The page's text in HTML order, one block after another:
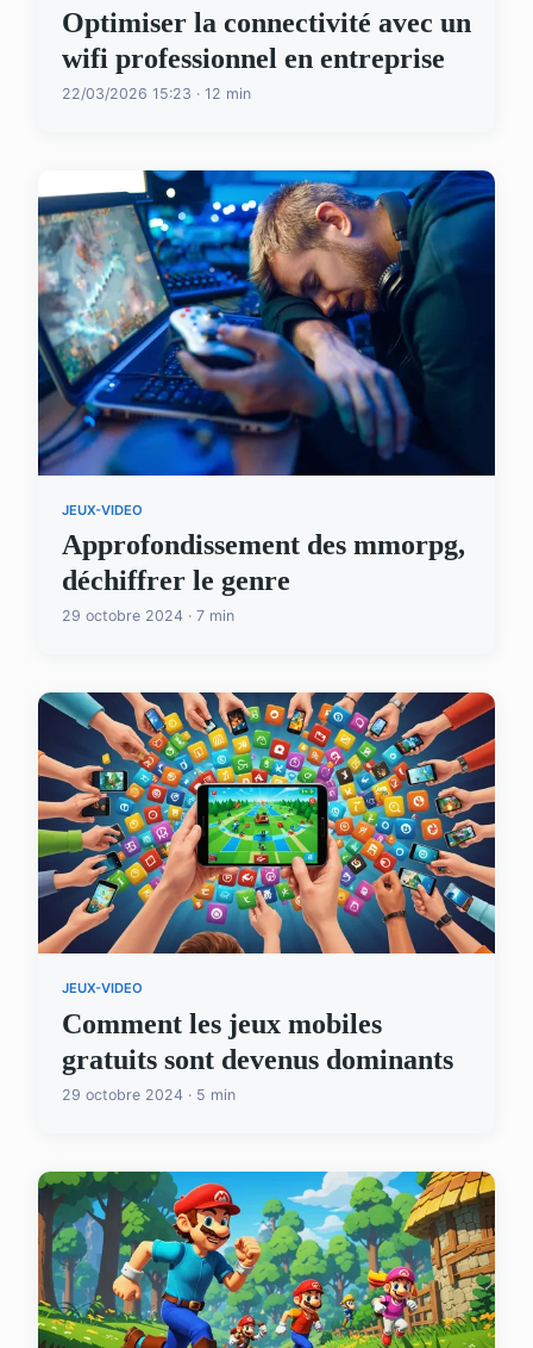
Optimiser la connectivité avec un
wifi professionnel en entreprise
22/03/2026 15:23 · 12 min
JEUX-VIDEO
Approfondissement des mmorpg,
déchiffrer le genre
29 octobre 2024 · 7 min
JEUX-VIDEO
Comment les jeux mobiles
gratuits sont devenus dominants
29 octobre 2024 · 5 min